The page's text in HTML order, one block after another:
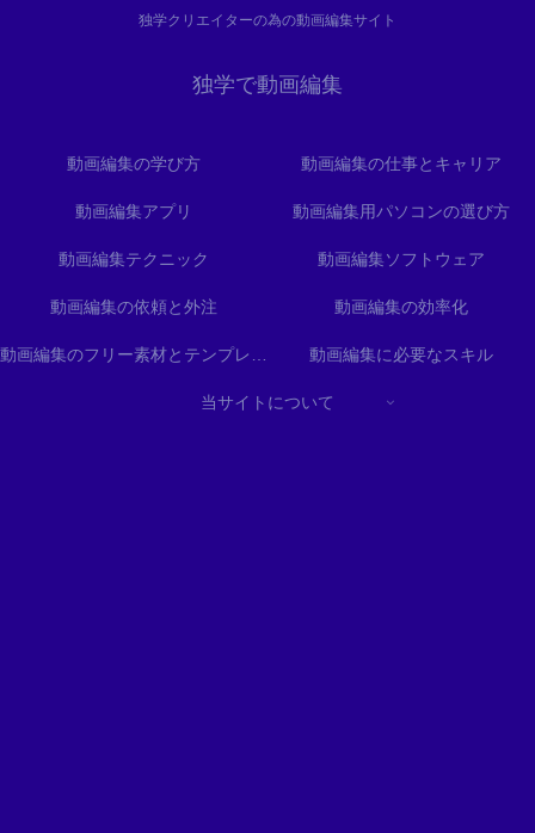
独学クリエイターの為の動画編集サイト
独学で動画編集
動画編集の学び方 動画編集の仕事とキャリア
動画編集アプリ 動画編集用パソコンの選び方
動画編集テクニック 動画編集ソフトウェア
動画編集の依頼と外注 動画編集の効率化
動画編集のフリー素材とテンプレート 動画編集に必要なスキル
当サイトについて